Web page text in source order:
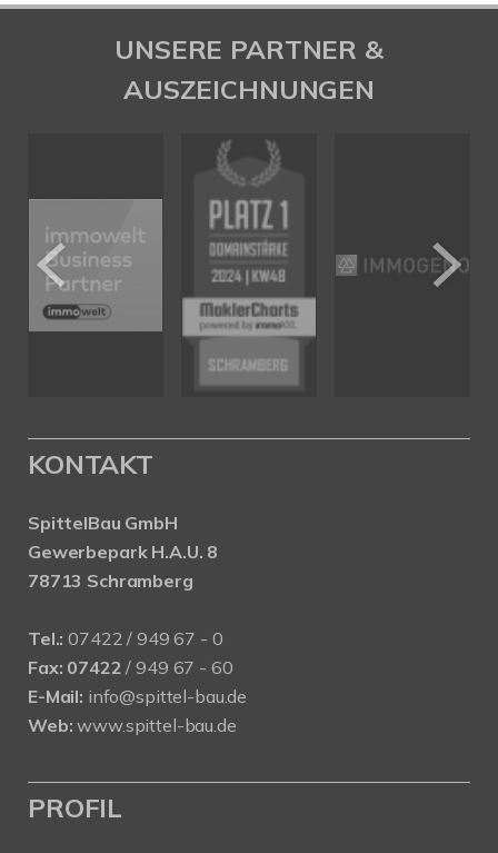
UNSERE PARTNER &
AUSZEICHNUNGEN
KONTAKT
SpittelBau GmbH
Gewerbepark H.A.U. 8
78713 Schramberg
Tel.: 07422 / 949 67 - 0
Fax: 07422 / 949 67 - 60
E-Mail: info@spittel-bau.de
Web: www.spittel-bau.de
PROFIL